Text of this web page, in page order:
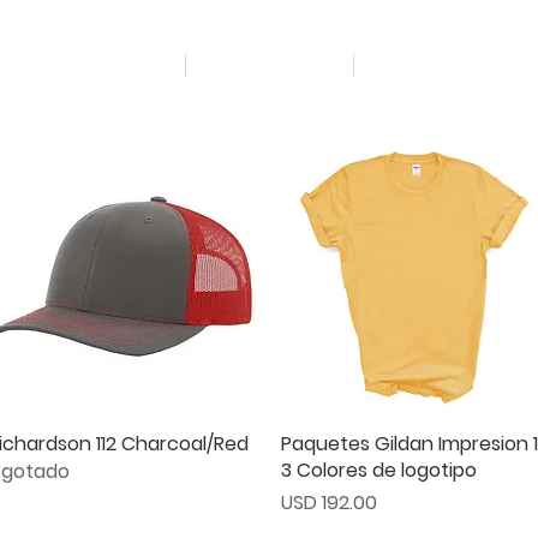
Vista rápida
112 Charcoal/Red
Vista rápida
Paquetes Gildan Impresion
3 Colores de logotipo
Precio
USD 192.00